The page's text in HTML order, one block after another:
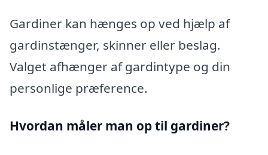
Gardiner kan hænges op ved hjælp af
gardinstænger, skinner eller beslag.
Valget afhænger af gardintype og din
personlige præference.
Hvordan måler man op til gardiner?